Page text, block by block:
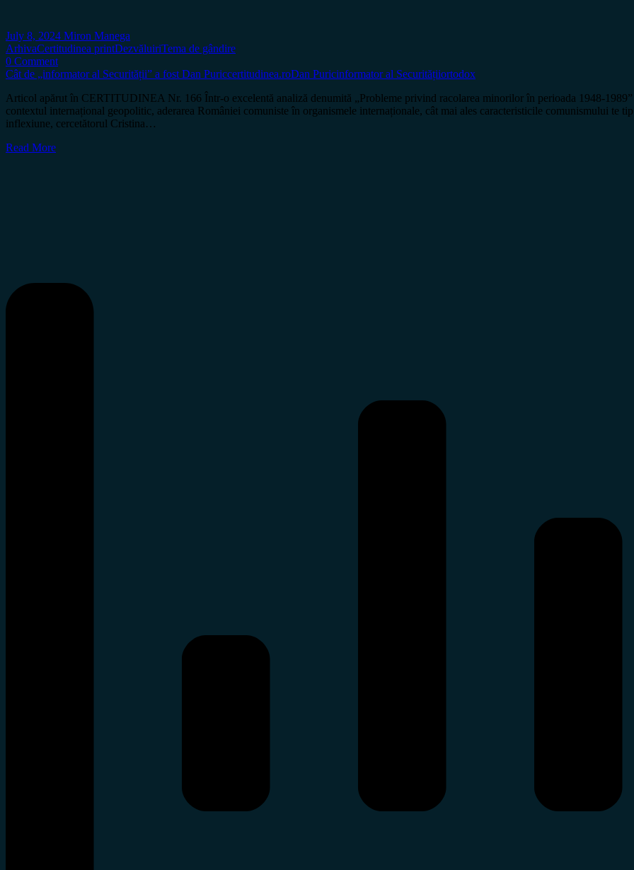
July 8, 2024 Miron Manega
ArhivaCertitudinea printDezvăluiriTema de gândire
0 Comment
Cât de „informator al Securității” a fost Dan Puriccertitudinea.roDan Puricinformator al Securitățiiortodox
Articol apărut în CERTITUDINEA Nr. 166 Într-o excelentă analiză denumită „Probleme privind racolarea minorilor în perioada 1948-
contextul internațional geopolitic, aderarea României comuniste în organismele internaționale, cât mai ales caracteristicile comunismului te
inflexiune, cercetătorul Cristina…
Read More